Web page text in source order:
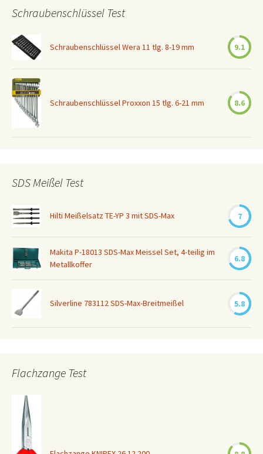
Schraubenschlüssel Test
Schraubenschlüssel Wera 11 tlg. 8-19 mm 9.1
Schraubenschlüssel Proxxon 15 tlg. 6-21 mm 8.6
SDS Meißel Test
Hilti Meißelsatz TE-YP 3 mit SDS-Max 7
Makita P-18013 SDS-Max Meissel Set, 4-teilig im
Metallkoffer
6.8
Silverline 783112 SDS-Max-Breitmeißel 5.8
Flachzange Test